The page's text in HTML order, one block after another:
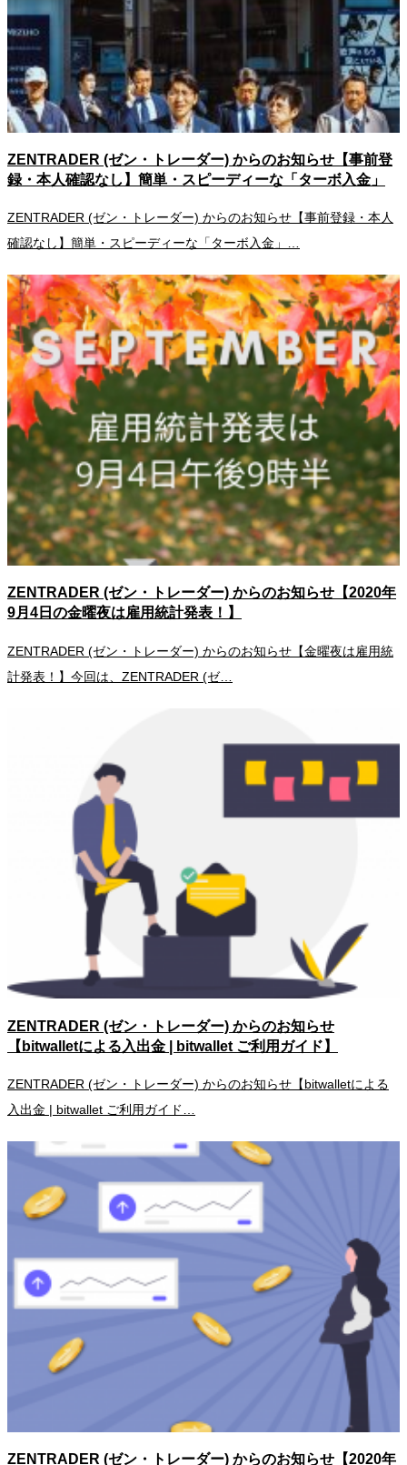
ZENTRADER (ゼン・トレーダー) からのお知らせ【事前登
録・本人確認なし】簡単・スピーディーな「ターボ入金」
ZENTRADER (ゼン・トレーダー) からのお知らせ【事前登録・本人
確認なし】簡単・スピーディーな「ターボ入金」…
ZENTRADER (ゼン・トレーダー) からのお知らせ【2020年
9月4日の金曜夜は雇用統計発表！】
ZENTRADER (ゼン・トレーダー) からのお知らせ【金曜夜は雇用統
計発表！】今回は、ZENTRADER (ゼ…
ZENTRADER (ゼン・トレーダー) からのお知らせ
【bitwalletによる入出金 | bitwallet ご利用ガイド】
ZENTRADER (ゼン・トレーダー) からのお知らせ【bitwalletによる
入出金 | bitwallet ご利用ガイド…
ZENTRADER (ゼン・トレーダー) からのお知らせ【2020年